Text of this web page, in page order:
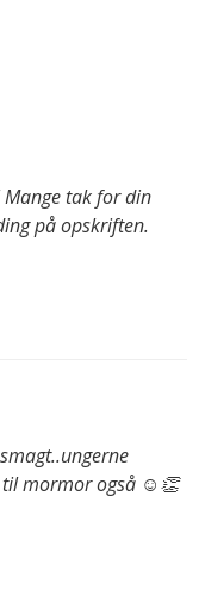
tak for din
på opskriften.
til mormor også ☺️👏